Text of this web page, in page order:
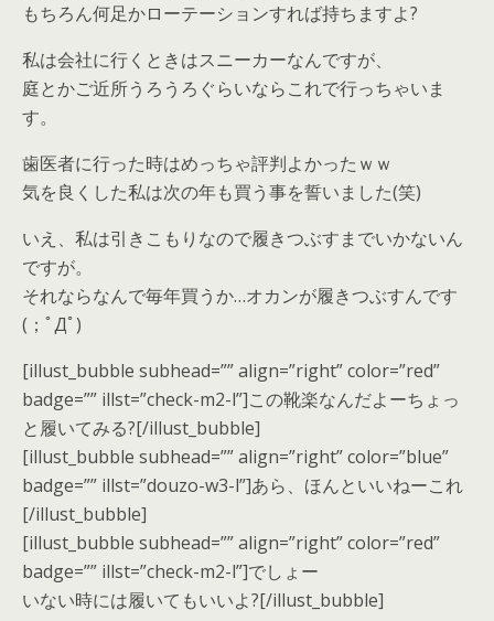
もちろん何足かローテーションすれば持ちますよ?
私は会社に行くときはスニーカーなんですが、
庭とかご近所うろうろぐらいならこれで行っちゃいま
す。
歯医者に行った時はめっちゃ評判よかったｗｗ
気を良くした私は次の年も買う事を誓いました(笑)
いえ、私は引きこもりなので履きつぶすまでいかないん
ですが。
それならなんで毎年買うか…オカンが履きつぶすんです
(；ﾟДﾟ)
[illust_bubble subhead=”” align=”right” color=”red”
badge=”” illst=”check-m2-l”]この靴楽なんだよーちょっ
と履いてみる?[/illust_bubble]
[illust_bubble subhead=”” align=”right” color=”blue”
badge=”” illst=”douzo-w3-l”]あら、ほんといいねーこれ
[/illust_bubble]
[illust_bubble subhead=”” align=”right” color=”red”
badge=”” illst=”check-m2-l”]でしょー
いない時には履いてもいいよ?[/illust_bubble]